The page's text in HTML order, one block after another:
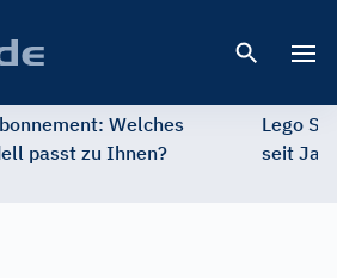
Welches
passt zu Ihnen?
Lego
seit